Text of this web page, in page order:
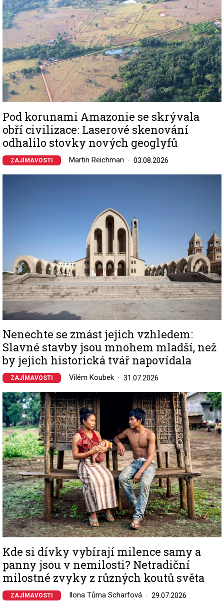
Pod korunami Amazonie se skrývala
obří civilizace: Laserové skenování
odhalilo stovky nových geoglyfů
ZAJÍMAVOSTI Martin Reichman 03.08.2026
Nenechte se zmást jejich vzhledem:
Slavné stavby jsou mnohem mladší, než
by jejich historická tvář napovídala
ZAJÍMAVOSTI Vilém Koubek 31.07.2026
Image
Kde si dívky vybírají milence samy a
panny jsou v nemilosti? Netradiční
milostné zvyky z různých koutů světa
ZAJÍMAVOSTI Ilona Tůma Scharfová 29.07.2026